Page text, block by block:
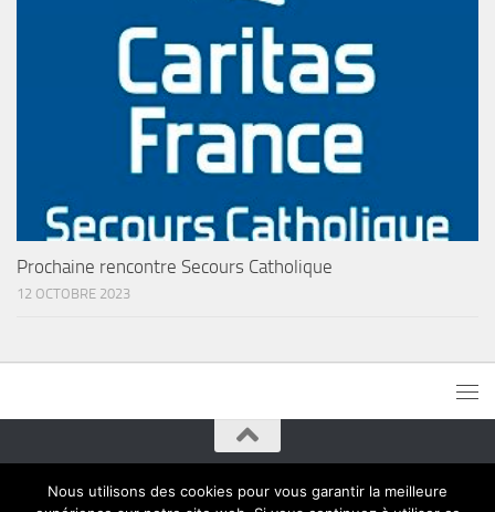
Prochaine rencontre Secours Catholique
12 OCTOBRE 2023
Paroisses de Montreuil © 2015. Tous droits réservés
Nous utilisons des cookies pour vous garantir la meilleure